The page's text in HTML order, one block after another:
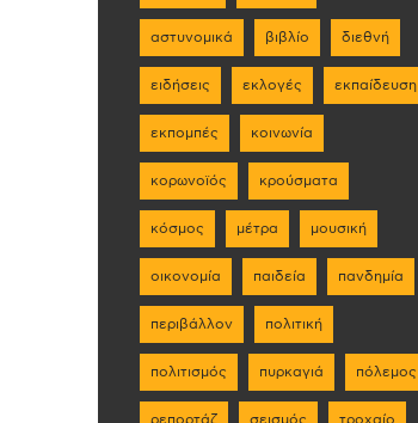
αστυνομικά βιβλίο διεθνή
ειδήσεις εκλογές εκπαίδευση
εκπομπές κοινωνία
κορωνοϊός κρούσματα
κόσμος μέτρα μουσική
οικονομία παιδεία πανδημία
περιβάλλον πολιτική
πολιτισμός πυρκαγιά πόλεμος
ρεπορτάζ σεισμός τροχαίο